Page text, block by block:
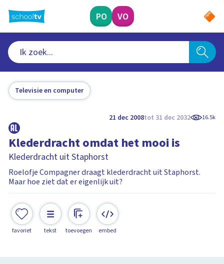
naar
hoofdinhoud
PO VO
Televisie en computer
21 dec 2008tot 31 dec 2032 16.5k
Klederdracht omdat het mooi is
Klederdracht uit Staphorst
Roelofje Compagner draagt klederdracht uit Staphorst.
Maar hoe ziet dat er eigenlijk uit?
favoriet tekst toevoegen embed